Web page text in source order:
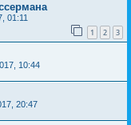
01:11
1 2 3
10:44
20:47